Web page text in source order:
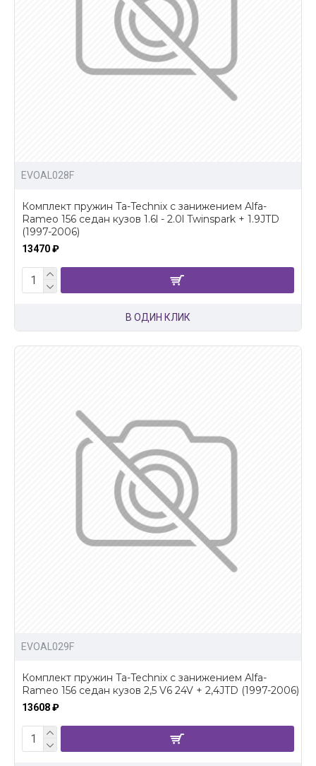
EVOAL028F
Комплект пружин Ta-Technix с занижением Alfa-
Rameo 156 седан кузов 1.6l - 2.0l Twinspark + 1.9JTD
(1997-2006)
13470 ₽
В ОДИН КЛИК
EVOAL029F
Комплект пружин Ta-Technix с занижением Alfa-
Rameo 156 седан кузов 2,5 V6 24V + 2,4JTD (1997-2006)
13608 ₽